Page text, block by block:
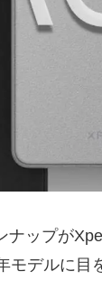
ナップが
モデルに目